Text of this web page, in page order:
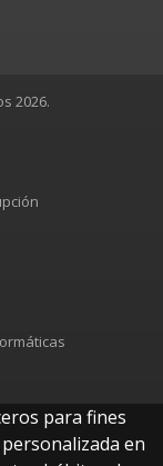
2026.
para fines
en